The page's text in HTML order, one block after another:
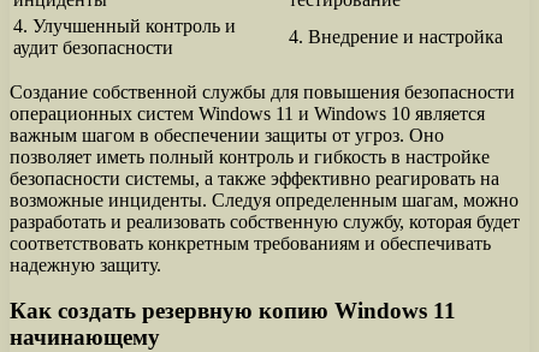
4. Улучшенный контроль и
аудит безопасности
4. Внедрение и настройка
Создание собственной службы для повышения безопасности
операционных систем Windows 11 и Windows 10 является
важным шагом в обеспечении защиты от угроз. Оно
позволяет иметь полный контроль и гибкость в настройке
безопасности системы, а также эффективно реагировать на
возможные инциденты. Следуя определенным шагам, можно
разработать и реализовать собственную службу, которая будет
соответствовать конкретным требованиям и обеспечивать
надежную защиту.
Как создать резервную копию Windows 11
начинающему